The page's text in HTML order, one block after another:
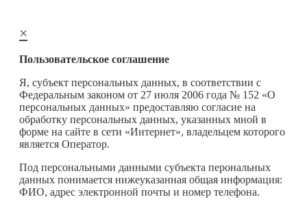
×
Пользовательское соглашение
Я, субъект персональных данных, в соответствии с
Федеральным законом от 27 июля 2006 года № 152 «О
персональных данных» предоставляю согласие на
обработку персональных данных, указанных мной в
форме на сайте в сети «Интернет», владельцем которого
является Оператор.
Под персональными данными субъекта перональных
данных понимается нижеуказанная общая информация:
ФИО, адрес электронной почты и номер телефона.